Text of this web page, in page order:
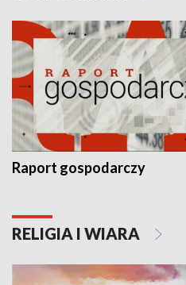
Raport gospodarczy
RELIGIA I WIARA